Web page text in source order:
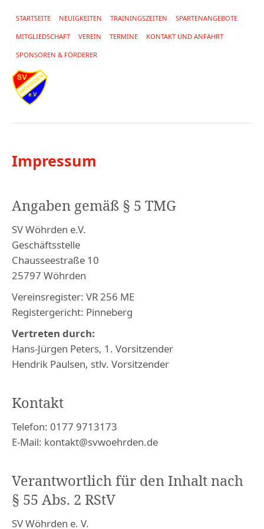
STARTSEITE NEUIGKEITEN TRAININGSZEITEN SPARTENANGEBOTE
MITGLIEDSCHAFT VEREIN TERMINE KONTAKT UND ANFAHRT
SPONSOREN & FÖRDERER
Impressum
Angaben gemäß § 5 TMG
SV Wöhrden e.V.
Geschäftsstelle
Chausseestraße 10
25797 Wöhrden
Vereinsregister: VR 256 ME
Registergericht: Pinneberg
Vertreten durch:
Hans-Jürgen Peters, 1. Vorsitzender
Hendrik Paulsen, stlv. Vorsitzender
Kontakt
Telefon: 0177 9713173
E-Mail: kontakt@svwoehrden.de
Verantwortlich für den Inhalt nach
§ 55 Abs. 2 RStV
SV Wöhrden e. V.